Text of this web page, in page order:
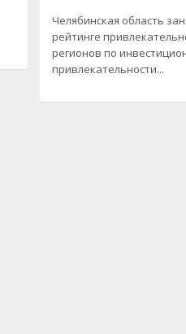
Челябинская область
рейтинге
регионов по
привлекательности...